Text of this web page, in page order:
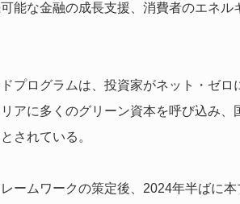
能な金融の成長支援、消費者のエネ
プログラムは、投資家がネット・ゼ
アに多くのグリーン資本を呼び込み
されている。
ームワークの策定後、2024年半ばに本